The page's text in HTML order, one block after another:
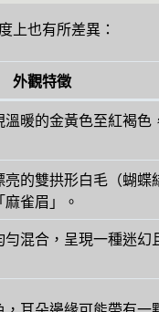
上也有所差異：
外觀特徵
暖的金黃色至紅褐色
的雙拱形白毛（蝴蝶
麻雀眉」。
混合，呈現一種迷幻